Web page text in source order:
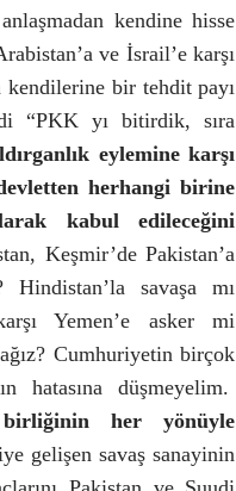
kendine hisse
ve İsrail’e karşı
kendilerine bir tehdit payı
“PKK yı bitirdik, sıra
eylemine karşı
herhangi birine
kabul edileceğini
Keşmir’de Pakistan’a
Hindistan’la savaşa mı
Yemen’e asker mi
Cumhuriyetin birçok
hatasına düşmeyelim.
her yönüyle
gelişen savaş sanayinin